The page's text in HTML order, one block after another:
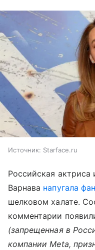
Источник: Starface.ru
Российская актриса
Варнава напугала
шелковом халате.
комментарии
(запрещенная в
компании Meta,